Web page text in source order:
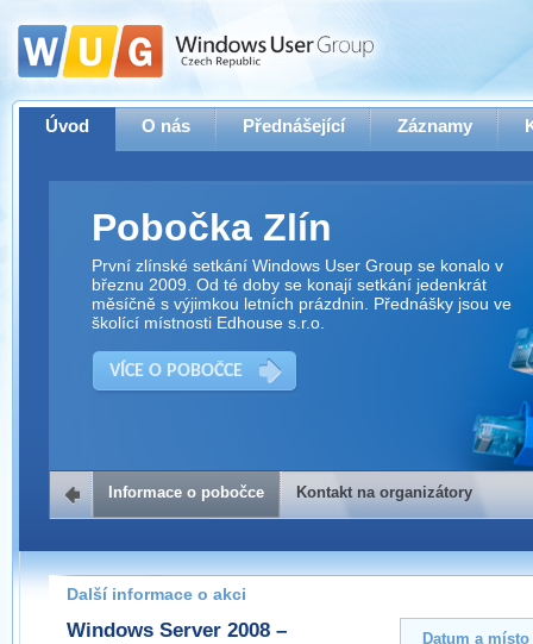
Úvod O nás Přednášející Záznamy
Pobočka Zlín
První zlínské setkání Windows User Group se konalo v
březnu 2009. Od té doby se konají setkání jedenkrát
měsíčně s výjimkou letních prázdnin. Přednášky jsou ve
školící místnosti Edhouse s.r.o.
VÍCE O POBOČCE
Kontakt na organizátory
Pokud máte jakýkoliv dotaz na organizátory této akce,
prosím neváhejte nás kontaktovat na e-mailu:
zlin@wug.cz
Informace o pobočce Kontakt na organizátory
Další informace o akci
Windows Server 2008 –
Datum a